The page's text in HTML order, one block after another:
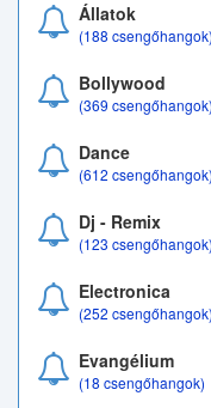
Állatok
(188 csengőhangok)
Bollywood
(369 csengőhangok)
Dance
(612 csengőhangok)
Dj - Remix
(123 csengőhangok)
Electronica
(252 csengőhangok)
Evangélium
(18 csengőhangok)